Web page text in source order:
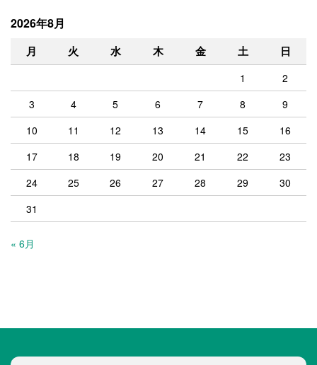
2026年8月
月 火 水 木 金 土 日
1
2
3
4 5 6 7 8
9
10
11 12 13 14 15
16
17
18 19 20 21 22
23
24
25 26 27 28 29
30
31
« 6月